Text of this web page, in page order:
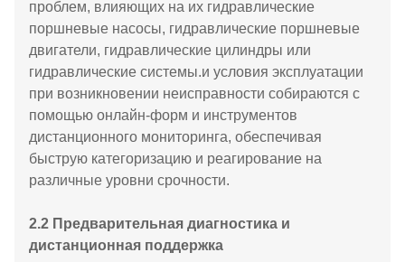
проблем, влияющих на их гидравлические
поршневые насосы, гидравлические поршневые
двигатели, гидравлические цилиндры или
гидравлические системы.и условия эксплуатации
при возникновении неисправности собираются с
помощью онлайн-форм и инструментов
дистанционного мониторинга, обеспечивая
быструю категоризацию и реагирование на
различные уровни срочности.
2.2 Предварительная диагностика и
дистанционная поддержка